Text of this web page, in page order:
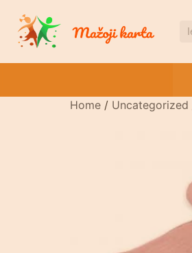
Home / Uncategorized